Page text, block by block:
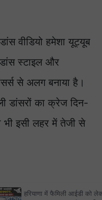
वीडियो हमेशा यूट्यूब
स्टाइल और
से अलग बनाया है।
डांसरों का क्रेज दिन-
भी इसी लहर में तेजी से
में फैमिली आईडी को लेकर